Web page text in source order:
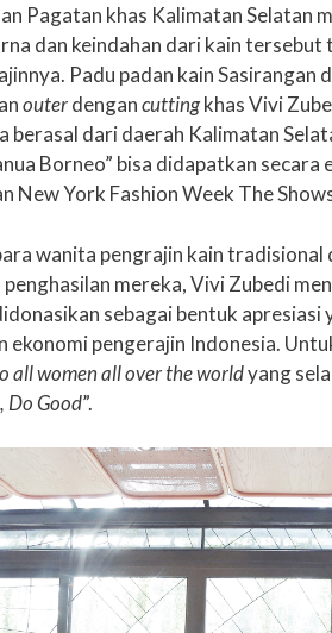
Pagatan khas Kalimatan Selatan
dan keindahan dari kain
Padu padan kain Sasirangan
outerdengancuttingkhas Vivi
berasal dari daerah Kalimatan
Borneo” bisa didapatkan secara
New York Fashion Week The
wanita pengrajin kain tradisional
mereka, Vivi Zubedi
sebagai bentuk apresiasi
ekonomi pengerajin Indonesia.
all women all over the worldyang
Do Good”.